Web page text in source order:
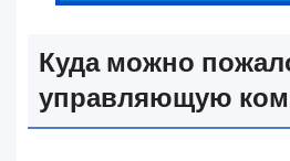
Куда можно
управляющую